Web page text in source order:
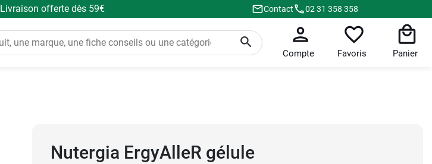
Livraison offerte dès 59€ Contact 02 31 358 358
Compte Favoris Panier
Nutergia ErgyAlleR gélule